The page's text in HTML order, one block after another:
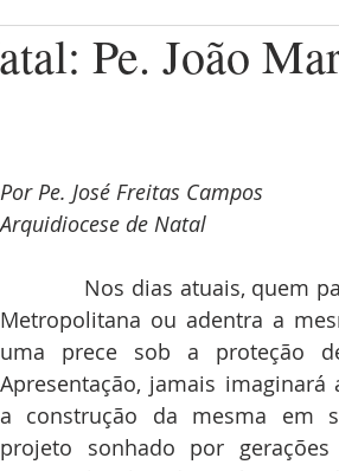
Pe. João
Por Pe. José Freitas Campos
Arquidiocese de Natal
Nos dias atuais, quem
Metropolitana ou adentra a
uma prece sob a proteção
Apresentação, jamais
a construção da mesma em
projeto sonhado por